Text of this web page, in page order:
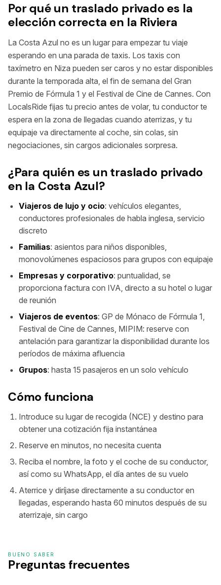
Por qué un traslado privado es la
elección correcta en la Riviera
La Costa Azul no es un lugar para empezar tu viaje
esperando en una parada de taxis. Los taxis con
taxímetro en Niza pueden ser caros y no estar disponibles
durante la temporada alta, el fin de semana del Gran
Premio de Fórmula 1 y el Festival de Cine de Cannes. Con
LocalsRide fijas tu precio antes de volar, tu conductor te
espera en la zona de llegadas cuando aterrizas, y tu
equipaje va directamente al coche, sin colas, sin
negociaciones, sin cargos adicionales sorpresa.
¿Para quién es un traslado privado
en la Costa Azul?
Viajeros de lujo y ocio: vehículos elegantes,
conductores profesionales de habla inglesa, servicio
discreto
Familias: asientos para niños disponibles,
monovolúmenes espaciosos para grupos con equipaje
Empresas y corporativo: puntualidad, se
proporciona factura con IVA, directo a su hotel o lugar
de reunión
Viajeros de eventos: GP de Mónaco de Fórmula 1,
Festival de Cine de Cannes, MIPIM: reserve con
antelación para garantizar la disponibilidad durante los
períodos de máxima afluencia
Grupos: hasta 15 pasajeros en un solo vehículo
Cómo funciona
Introduce su lugar de recogida (NCE) y destino para
obtener una cotización fija instantánea
Reserve en minutos, no necesita cuenta
Reciba el nombre, la foto y el coche de su conductor,
así como su WhatsApp, el día antes de su vuelo
Aterrice y diríjase directamente a su conductor en
llegadas, esperando hasta 60 minutos después de su
aterrizaje, sin cargo
BUENO SABER
Preguntas frecuentes